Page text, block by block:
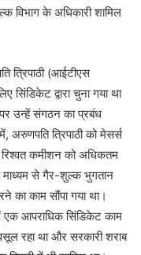
विभाग के अधिकारी शामिल
त्रिपाठी (आईटीएस
द्वारा चुना गया था
उन्हें संगठन का प्रबंध
त्रिपाठी को मेसर्स
रिश्वत कमीशन को अधिकतम
माध्यम से गैर-शुल्क भुगतान
का काम सौंपा गया था।
एक आपराधिक सिंडिकेट काम
रहा था और सरकारी शराब